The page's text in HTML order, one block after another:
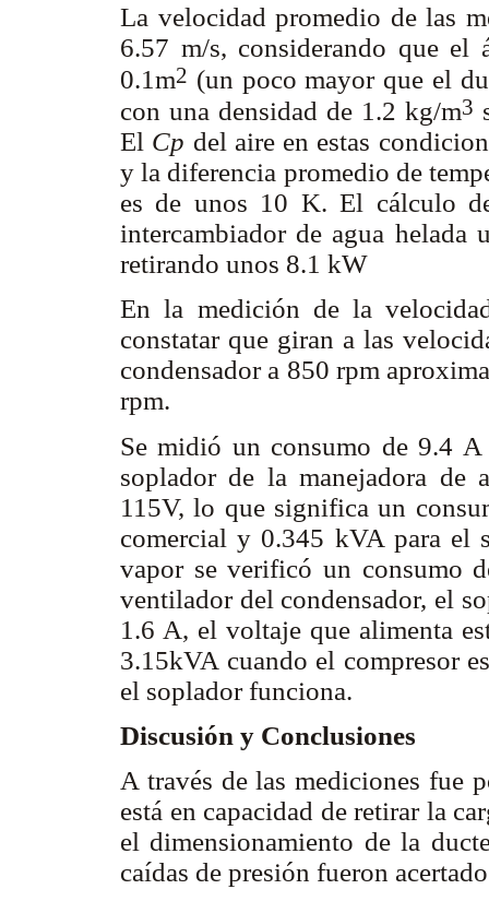
La velocidad promedio de las
6.57 m/s, considerando que el
0.1m2 (un poco mayor que el
con una densidad de 1.2 kg/m3
El Cp del aire en estas
y la diferencia promedio de
es de unos 10 K. El cálculo
intercambiador de agua helada
retirando unos 8.1 kW
En la medición de la
constatar que giran a las
condensador a 850 rpm
rpm.
Se midió un consumo de 9.4
soplador de la manejadora de
115V, lo que significa un
comercial y 0.345 kVA para el
vapor se verificó un consumo
ventilador del condensador, el
1.6 A, el voltaje que alimenta
3.15kVA cuando el compresor
el soplador funciona.
Discusión y Conclusiones
A través de las mediciones fue
está en capacidad de retirar la
el dimensionamiento de la
caídas de presión fueron